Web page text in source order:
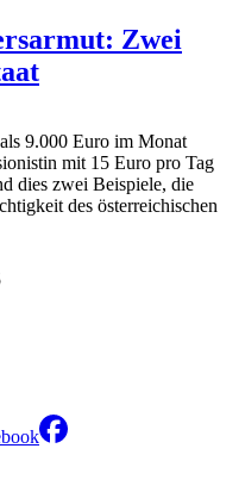
Zwei
9.000 Euro im Monat
mit 15 Euro pro Tag
dies zwei Beispiele, die
des österreichischen